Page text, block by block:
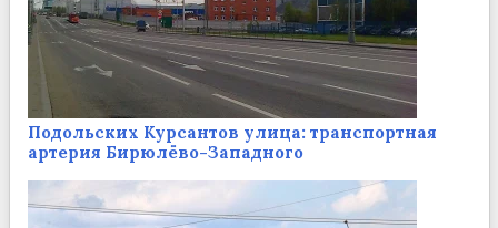
Подольских Курсантов улица: транспортная
артерия Бирюлёво-Западного